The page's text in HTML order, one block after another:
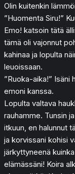
Olin kuitenkin
”Huomenta Siru!”
Emo! katsoin tätä
tämä oli vajonnut
kahinaa ja lopulta
leuoissaan.
”Ruoka-aika!” Isäni
emoni kanssa.
Lopulta valtava
rauhamme. Tunsin
itkuun, en halunnut
ja korvissani kohisi
järkyttyneenä
elämässäni! Koira